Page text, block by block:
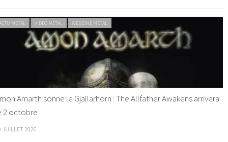
METAL VIDEO METAL WEBZINE METAL
Amarth sonne le Gjallarhorn : The Allfather Awakens arrivera
2 octobre
JUILLET 2026